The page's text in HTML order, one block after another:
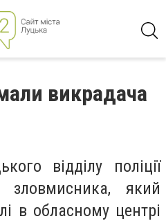
викрадача
відділу поліції
зловмисника, який
в обласному центрі